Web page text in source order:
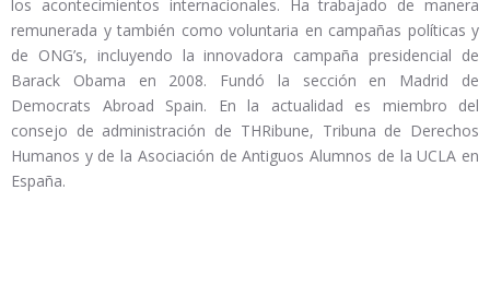
los acontecimientos internacionales. Ha trabajado de manera
remunerada y también como voluntaria en campañas políticas y
de ONG’s, incluyendo la innovadora campaña presidencial de
Barack Obama en 2008. Fundó la sección en Madrid de
Democrats Abroad Spain. En la actualidad es miembro del
consejo de administración de THRibune, Tribuna de Derechos
Humanos y de la Asociación de Antiguos Alumnos de la UCLA en
España.